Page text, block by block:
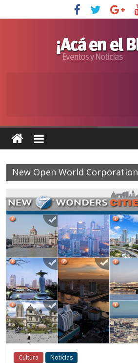
New Open World Corporation
Cultura Noticias